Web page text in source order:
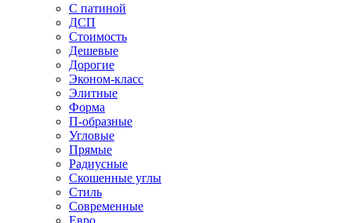
С патиной
ДСП
Стоимость
Дешевые
Дорогие
Эконом-класс
Элитные
Форма
П-образные
Угловые
Прямые
Радиусные
Скошенные углы
Стиль
Современные
Евро